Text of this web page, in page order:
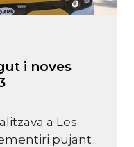
i noves
a Les
pujant